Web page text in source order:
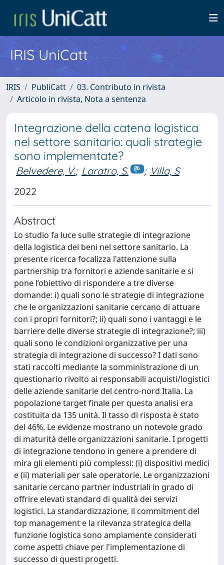
IRIS UniCatt
IRIS PubliCatt
03. Contributo in rivista
Articolo in rivista, Nota a sentenza
Integrazione della catena logistica
nel settore sanitario: quali strategie
sono implementate?
Belvedere, V.; Laratro, S. ; Villa, S
2022
Abstract
Lo studio fa luce sulle strategie di integrazione
della logistica dei beni nel settore sanitario. La
presente ricerca focalizza l'attenzione sulla
partnership tra fornitori e aziende sanitarie e si
pone l’obiettivo di rispondere a tre diverse
domande: i) quali sono le strategie di integrazione
che le organizzazioni sanitarie cercano di attuare
con i propri fornitori?; ii) quali sono i vantaggi e le
barriere delle diverse strategie di integrazione?; iii)
quali sono le condizioni organizzative per una
strategia di integrazione di successo? I dati sono
stati raccolti mediante la somministrazione di un
questionario rivolto ai responsabili acquisti/logistici
delle aziende sanitarie del centro-nord Italia. La
popolazione target finale per questa analisi era
costituita da 135 unità. Il tasso di risposta è stato
del 46%. Le evidenze mostrano un notevole grado
di maturità delle organizzazioni sanitarie. I progetti
di integrazione tendono in genere a prendere di
mira gli elementi più complessi: (i) dispositivi medici
e (ii) materiali per sale operatorie. Le organizzazioni
sanitarie cercano partner industriali in grado di
offrire elevati standard di qualità dei servizi
logistici. La standardizzazione, il commitment del
top management e la rilevanza strategica della
funzione logistica sono ampiamente considerati
come aspetti chiave per l'implementazione di
successo di questi progetti.